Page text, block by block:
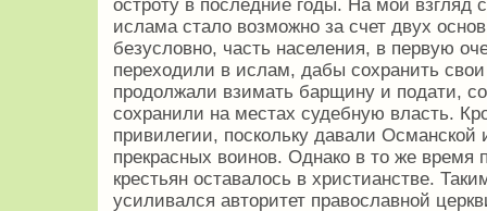
остроту в последние годы. На мой взгляд
ислама стало возможно за счет двух
безусловно, часть населения, в первую
переходили в ислам, дабы сохранить
продолжали взимать барщину и подати,
сохранили на местах судебную власть.
привилегии, поскольку давали Османской
прекрасных воинов. Однако в то же
крестьян оставалось в христианстве.
усиливался авторитет православной